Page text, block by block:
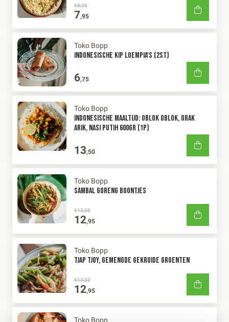
€8,25
7,95
Toko Bopp
INDONESISCHE KIP LOEMPIA'S (2ST)
6,75
Toko Bopp
INDONESISCHE MAALTIJD: OBLOK OBLOK, ORAK
ARIK, NASI PUTIH 600GR (1P)
13,50
Toko Bopp
SAMBAL GORENG BOONTJES
€13,50
12,95
Toko Bopp
TJAP TJOY, GEMENGDE GEKRUIDE GROENTEN
€13,50
12,95
Toko Bopp